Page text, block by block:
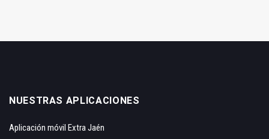
NUESTRAS APLICACIONES
Aplicación móvil Extra Jaén